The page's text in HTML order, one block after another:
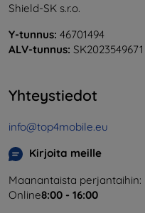
Shield-SK s.r.o.
Y-tunnus: 46701494
ALV-tunnus: SK2023549671
Yhteystiedot
info@top4mobile.eu
Kirjoita meille
Maanantaista perjantaihin:
Online8:00 - 16:00